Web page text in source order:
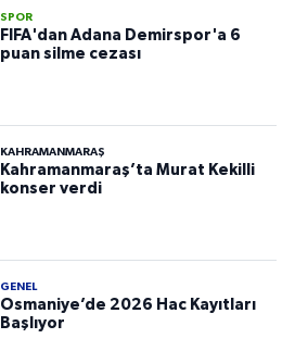
SPOR
FIFA'dan Adana Demirspor'a 6
puan silme cezası
KAHRAMANMARAŞ
Kahramanmaraş’ta Murat Kekilli
konser verdi
GENEL
Osmaniye’de 2026 Hac Kayıtları
Başlıyor